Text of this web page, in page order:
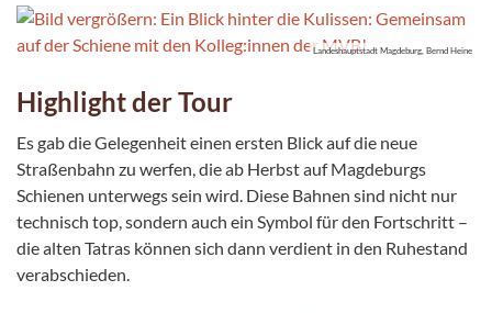
Landeshauptstadt Magdeburg, Bernd Heine
Highlight der Tour
Es gab die Gelegenheit einen ersten Blick auf die neue
Straßenbahn zu werfen, die ab Herbst auf Magdeburgs
Schienen unterwegs sein wird. Diese Bahnen sind nicht nur
technisch top, sondern auch ein Symbol für den Fortschritt –
die alten Tatras können sich dann verdient in den Ruhestand
verabschieden.